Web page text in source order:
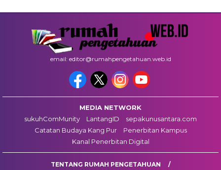
email: editor@rumahpengetahuan.web.id
MEDIA NETWORK
sukuhComMunity
LantangID
sepakunusantara.com
Catatan Budaya Kang Pur
Penerbitan Kampus
Kanal Penerbitan Digital
TENTANG RUMAH PENGETAHUAN